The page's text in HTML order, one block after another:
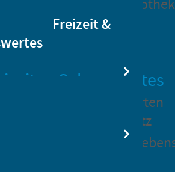
Bikesharing
Stadtbibliothek
Freizeit &
Sehenswertes
Barockgarten
Großsedlitz